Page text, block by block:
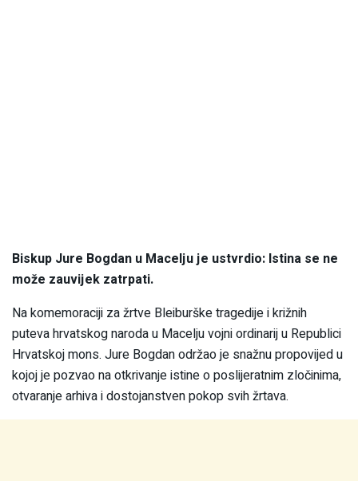
Biskup Jure Bogdan u Macelju je ustvrdio: Istina se ne
može zauvijek zatrpati.
Na komemoraciji za žrtve Bleiburške tragedije i križnih
puteva hrvatskog naroda u Macelju vojni ordinarij u Republici
Hrvatskoj mons. Jure Bogdan održao je snažnu propovijed u
kojoj je pozvao na otkrivanje istine o poslijeratnim zločinima,
otvaranje arhiva i dostojanstven pokop svih žrtava.